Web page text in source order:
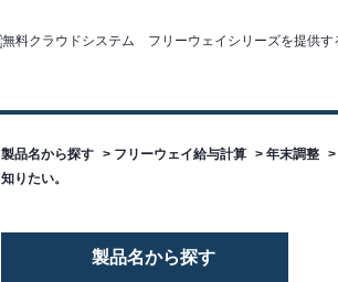
製品名から探す > フリーウェイ給与計算 > 年末調整 >
知りたい。
製品名から探す